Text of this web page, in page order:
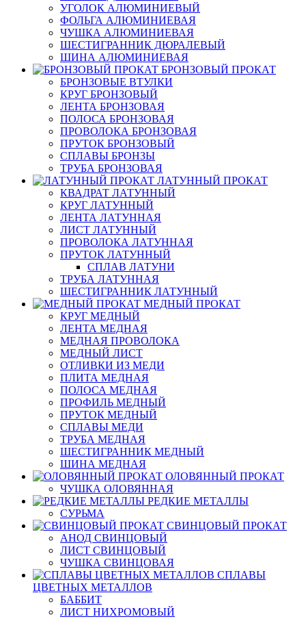
УГОЛОК АЛЮМИНИЕВЫЙ
ФОЛЬГА АЛЮМИНИЕВАЯ
ЧУШКА АЛЮМИНИЕВАЯ
ШЕСТИГРАННИК ДЮРАЛЕВЫЙ
ШИНА АЛЮМИНИЕВАЯ
БРОНЗОВЫЙ ПРОКАТ
БРОНЗОВЫЕ ВТУЛКИ
КРУГ БРОНЗОВЫЙ
ЛЕНТА БРОНЗОВАЯ
ПОЛОСА БРОНЗОВАЯ
ПРОВОЛОКА БРОНЗОВАЯ
ПРУТОК БРОНЗОВЫЙ
СПЛАВЫ БРОНЗЫ
ТРУБА БРОНЗОВАЯ
ЛАТУННЫЙ ПРОКАТ
КВАДРАТ ЛАТУННЫЙ
КРУГ ЛАТУННЫЙ
ЛЕНТА ЛАТУННАЯ
ЛИСТ ЛАТУННЫЙ
ПРОВОЛОКА ЛАТУННАЯ
ПРУТОК ЛАТУННЫЙ
СПЛАВ ЛАТУНИ
ТРУБА ЛАТУННАЯ
ШЕСТИГРАННИК ЛАТУННЫЙ
МЕДНЫЙ ПРОКАТ
КРУГ МЕДНЫЙ
ЛЕНТА МЕДНАЯ
МЕДНАЯ ПРОВОЛОКА
МЕДНЫЙ ЛИСТ
ОТЛИВКИ ИЗ МЕДИ
ПЛИТА МЕДНАЯ
ПОЛОСА МЕДНАЯ
ПРОФИЛЬ МЕДНЫЙ
ПРУТОК МЕДНЫЙ
СПЛАВЫ МЕДИ
ТРУБА МЕДНАЯ
ШЕСТИГРАННИК МЕДНЫЙ
ШИНА МЕДНАЯ
ОЛОВЯННЫЙ ПРОКАТ
ЧУШКА ОЛОВЯННАЯ
РЕДКИЕ МЕТАЛЛЫ
СУРЬМА
СВИНЦОВЫЙ ПРОКАТ
АНОД СВИНЦОВЫЙ
ЛИСТ СВИНЦОВЫЙ
ЧУШКА СВИНЦОВАЯ
СПЛАВЫ
ЦВЕТНЫХ МЕТАЛЛОВ
БАББИТ
ЛИСТ НИХРОМОВЫЙ